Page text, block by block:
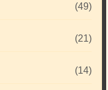
(49)
(21)
(14)